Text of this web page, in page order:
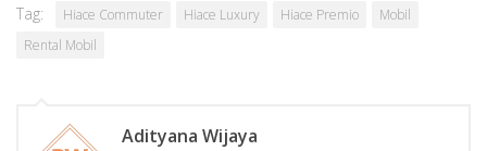
Tag: Hiace Commuter Hiace Luxury Hiace Premio
Mobil
Rental Mobil
Adityana Wijaya